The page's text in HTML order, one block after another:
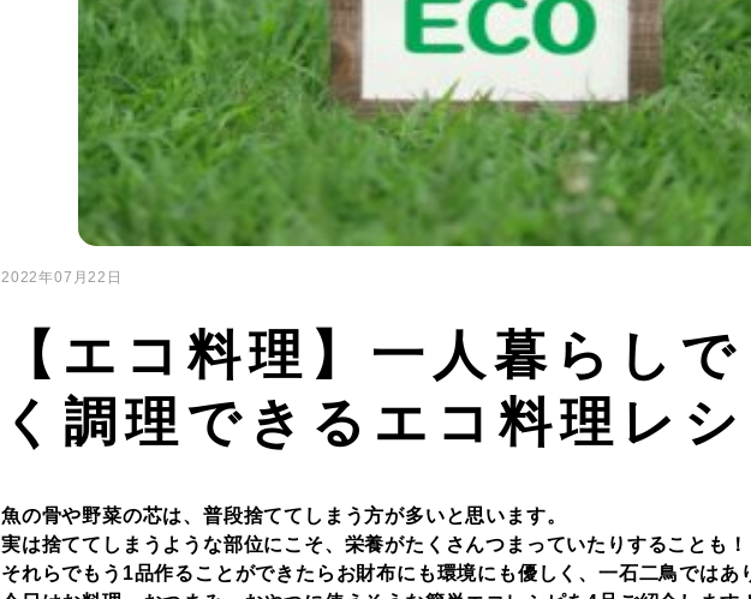
2022年07月22日
【エコ料理】一人暮らし
く調理できるエコ料理レ
魚の骨や野菜の芯は、普段捨ててしまう方が多いと思います。
実は捨ててしまうような部位にこそ、栄養がたくさんつまっていたりすることも！
それらでもう1品作ることができたらお財布にも環境にも優しく、一石二鳥ではあ